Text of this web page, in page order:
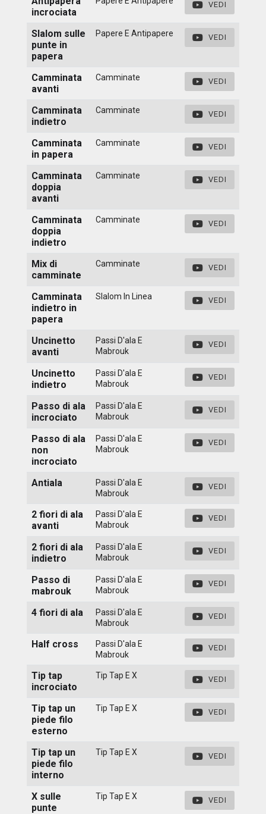
incrociata
VEDI
Slalom sulle
punte in
papera
Papere E Antipapere VEDI
Camminata
avanti
Camminate VEDI
Camminata
indietro
Camminate VEDI
Camminata
in papera
Camminate VEDI
Camminata
doppia
avanti
Camminate VEDI
Camminata
doppia
indietro
Camminate VEDI
Mix di
camminate
Camminate VEDI
Camminata
indietro in
papera
Slalom In Linea VEDI
Uncinetto
avanti
Passi D'ala E
Mabrouk
VEDI
Uncinetto
indietro
Passi D'ala E
Mabrouk
VEDI
Passo di ala
incrociato
Passi D'ala E
Mabrouk
VEDI
Passo di ala
non
incrociato
Passi D'ala E
Mabrouk
VEDI
Antiala
Passi D'ala E
Mabrouk
VEDI
2 fiori di ala
avanti
Passi D'ala E
Mabrouk
VEDI
2 fiori di ala
indietro
Passi D'ala E
Mabrouk
VEDI
Passo di
mabrouk
Passi D'ala E
Mabrouk
VEDI
4 fiori di ala
Passi D'ala E
Mabrouk
VEDI
Half cross
Passi D'ala E
Mabrouk
VEDI
Tip tap
incrociato
Tip Tap E X VEDI
Tip tap un
piede filo
esterno
Tip Tap E X VEDI
Tip tap un
piede filo
interno
Tip Tap E X VEDI
X sulle
punte
Tip Tap E X VEDI